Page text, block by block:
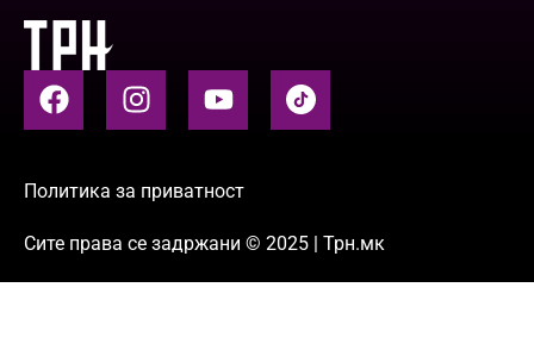
Политика за приватност
Сите права се задржани © 2025 | Трн.мк